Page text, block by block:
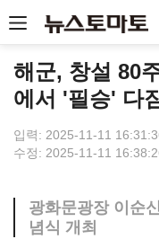
해군, 창설 80
에서 '필승' 다
입력: 2025-11-11
수정: 2025-11-11
광화문광장 이순
념식 개최